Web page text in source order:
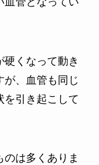
くなって動き
が、血管も同じ
を引き起こして
は多くありま